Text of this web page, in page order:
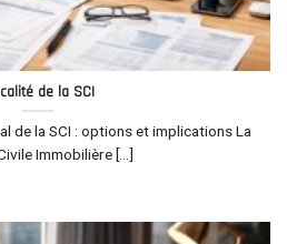
de la SCI
de la SCI : options et implications La
Immobilière [...]